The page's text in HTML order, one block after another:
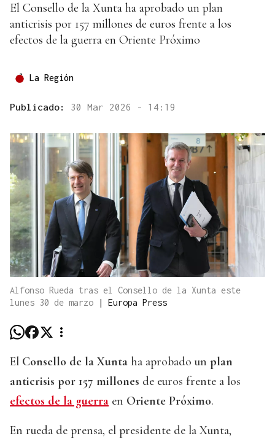
El Consello de la Xunta ha aprobado un plan
anticrisis por 157 millones de euros frente a los
efectos de la guerra en Oriente Próximo
La Región
Publicado: 30 Mar 2026 - 14:19
Alfonso Rueda tras el Consello de la Xunta este
lunes 30 de marzo
| Europa Press
El Consello de la Xunta ha aprobado un plan
anticrisis por 157 millones de euros frente a los
efectos de la guerra en Oriente Próximo.
En rueda de prensa, el presidente de la Xunta,